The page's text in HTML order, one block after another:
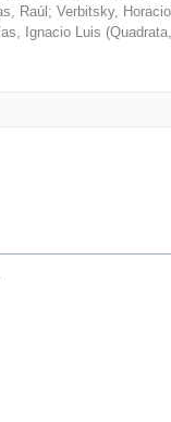
Raúl ; Verbitsky, Horacio
Ignacio Luis (Quadrata